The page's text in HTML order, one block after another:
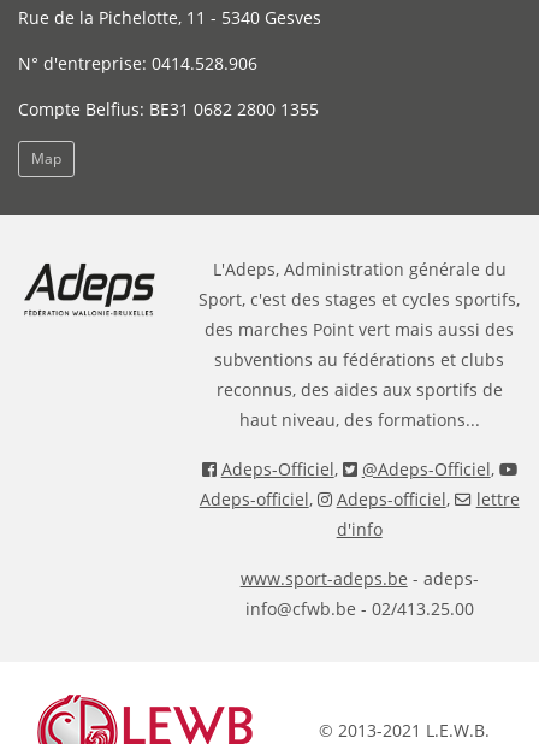
Rue de la Pichelotte, 11 - 5340 Gesves
N° d'entreprise: 0414.528.906
Compte Belfius: BE31 0682 2800 1355
Map
L'Adeps, Administration générale du
Sport, c'est des stages et cycles sportifs,
des marches Point vert mais aussi des
subventions au fédérations et clubs
reconnus, des aides aux sportifs de
haut niveau, des formations...
Adeps-Officiel, @Adeps-Officiel,
Adeps-officiel, Adeps-officiel,
lettre
d'info
www.sport-adeps.be - adeps-
info@cfwb.be - 02/413.25.00
© 2013-2021 L.E.W.B.